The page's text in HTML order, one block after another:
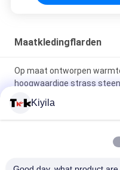
Maatkledingflarden
Op maat ontworpen
hoogwaardige strass
Silicone kleefplaster
Kiyila